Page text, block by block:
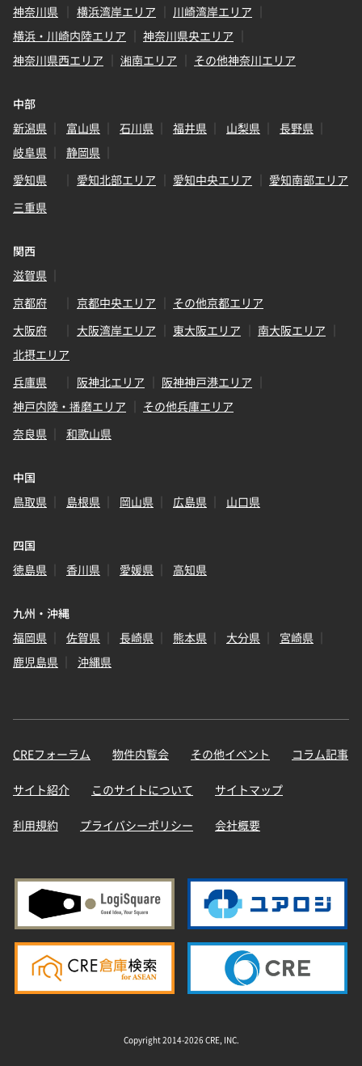
神奈川県
横浜湾岸エリア
川崎湾岸エリア
横浜・川崎内陸エリア
神奈川県央エリア
神奈川県西エリア
湘南エリア その他神奈川エリア
中部
新潟県
富山県 石川県 福井県 山梨県
長野県
岐阜県
静岡県
愛知県
愛知北部エリア 愛知中央エリア
愛知南部エリア
三重県
関西
滋賀県
京都府
京都中央エリア
その他京都エリア
大阪府
大阪湾岸エリア 東大阪エリア
南大阪エリア
北摂エリア
兵庫県
阪神北エリア
阪神神戸港エリア
神戸内陸・播磨エリア
その他兵庫エリア
奈良県
和歌山県
中国
鳥取県
島根県 岡山県 広島県 山口県
四国
徳島県
香川県 愛媛県 高知県
九州・沖縄
福岡県
佐賀県 長崎県 熊本県 大分県
宮崎県
鹿児島県
沖縄県
CREフォーラム 物件内覧会 その他イベント コラム記事
サイト紹介 このサイトについて サイトマップ
利用規約 プライバシーポリシー 会社概要
Copyright 2014-2026 CRE, INC.